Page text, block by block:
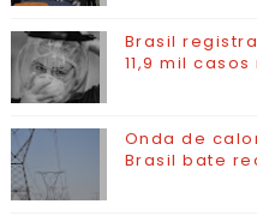
Brasil
11,9 mil
Onda de
Brasil bate